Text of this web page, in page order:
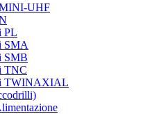
UHF
PL
SMA
SMB
TNC
TWINAXIAL